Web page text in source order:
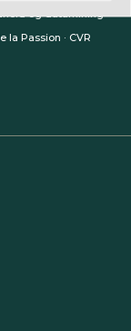
og datamining
Passion · CVR